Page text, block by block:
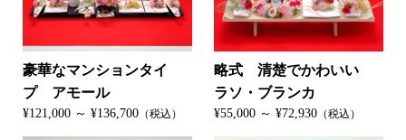
豪華なマンションタイ
プ アモール
¥121,000 ～ ¥136,700（税込）
略式 清楚でかわいい
ラソ・ブランカ
¥55,000 ～ ¥72,930 （税込）